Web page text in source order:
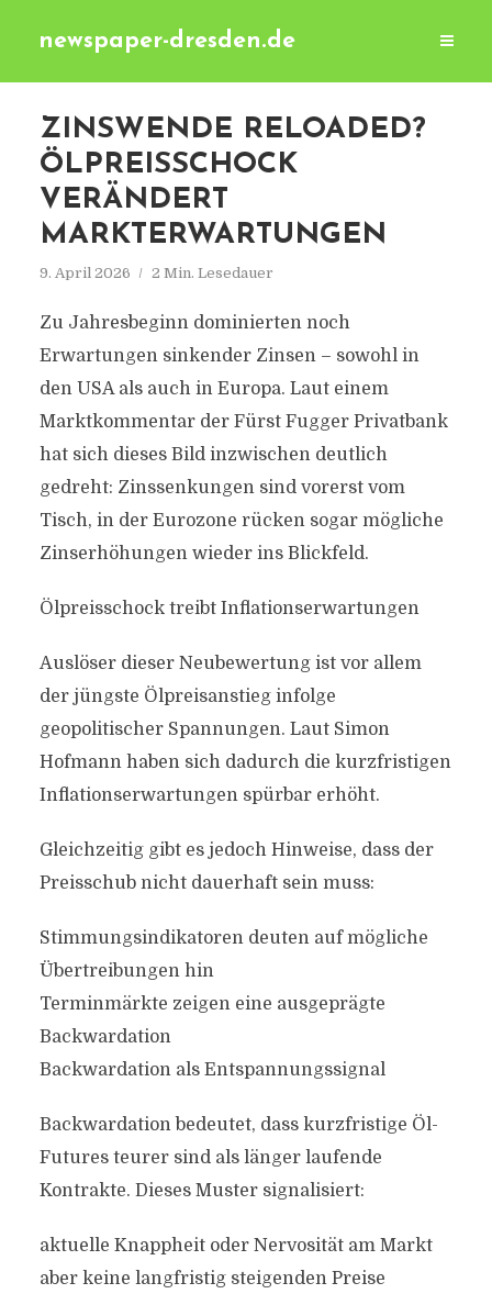
newspaper-dresden.de
ZINSWENDE RELOADED?
ÖLPREISSCHOCK
VERÄNDERT
MARKTERWARTUNGEN
9. April 2026 2 Min. Lesedauer
Zu Jahresbeginn dominierten noch
Erwartungen sinkender Zinsen – sowohl in
den USA als auch in Europa. Laut einem
Marktkommentar der Fürst Fugger Privatbank
hat sich dieses Bild inzwischen deutlich
gedreht: Zinssenkungen sind vorerst vom
Tisch, in der Eurozone rücken sogar mögliche
Zinserhöhungen wieder ins Blickfeld.
Ölpreisschock treibt Inflationserwartungen
Auslöser dieser Neubewertung ist vor allem
der jüngste Ölpreisanstieg infolge
geopolitischer Spannungen. Laut Simon
Hofmann haben sich dadurch die kurzfristigen
Inflationserwartungen spürbar erhöht.
Gleichzeitig gibt es jedoch Hinweise, dass der
Preisschub nicht dauerhaft sein muss:
Stimmungsindikatoren deuten auf mögliche
Übertreibungen hin
Terminmärkte zeigen eine ausgeprägte
Backwardation
Backwardation als Entspannungssignal
Backwardation bedeutet, dass kurzfristige Öl-
Futures teurer sind als länger laufende
Kontrakte. Dieses Muster signalisiert:
aktuelle Knappheit oder Nervosität am Markt
aber keine langfristig steigenden Preise